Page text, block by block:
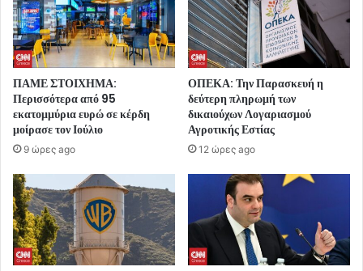
ΠΑΜΕ ΣΤΟΙΧΗΜΑ:
Περισσότερα από 95
εκατομμύρια ευρώ σε κέρδη
μοίρασε τον Ιούλιο
9 ώρες ago
ΟΠΕΚΑ: Την Παρασκευή η
δεύτερη πληρωμή των
δικαιούχων Λογαριασμού
Αγροτικής Εστίας
12 ώρες ago